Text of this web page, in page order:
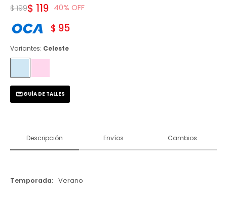
$ 119
$ 199 40
$ 95
Variantes: Celeste
GUÍA DE TALLES
Descripción Envíos Cambios
Temporada Verano